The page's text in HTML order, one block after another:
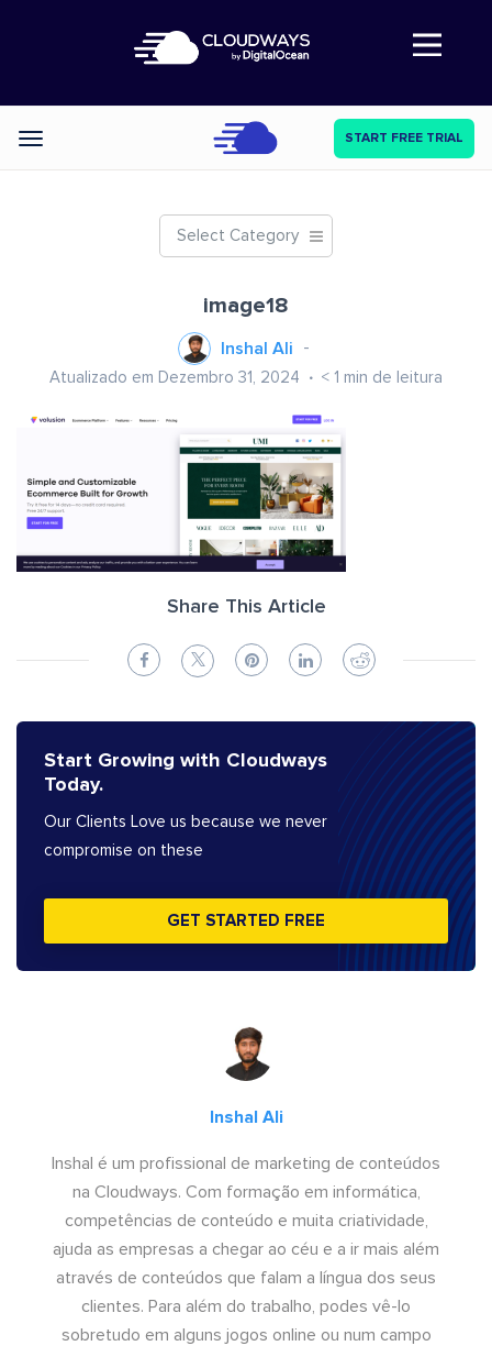
Abre a navegação
Categories START FREE TRIAL
Select Category
image18
Inshal Ali
Atualizado em Dezembro 31, 2024 < 1 min de leitura
Share This Article
Start Growing with Cloudways
Today.
Our Clients Love us because we never
compromise on these
GET STARTED FREE
Inshal Ali
Inshal é um profissional de marketing de conteúdos
na Cloudways. Com formação em informática,
competências de conteúdo e muita criatividade,
ajuda as empresas a chegar ao céu e a ir mais além
através de conteúdos que falam a língua dos seus
clientes. Para além do trabalho, podes vê-lo
sobretudo em alguns jogos online ou num campo